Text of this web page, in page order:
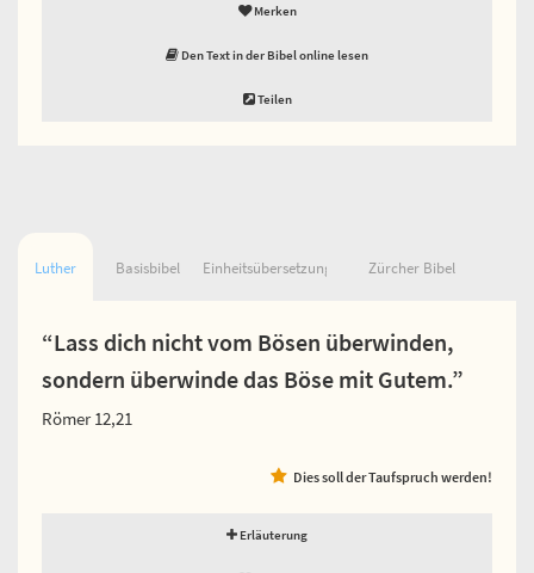
Merken
Den Text in der Bibel online lesen
Teilen
Luther Basisbibel Einheitsübersetzung Zürcher Bibel
“Lass dich nicht vom Bösen überwinden,
sondern überwinde das Böse mit Gutem.”
Römer 12,21
Dies soll der Taufspruch werden!
Erläuterung